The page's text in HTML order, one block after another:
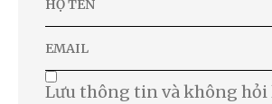
Lưu thông tin và không hỏi